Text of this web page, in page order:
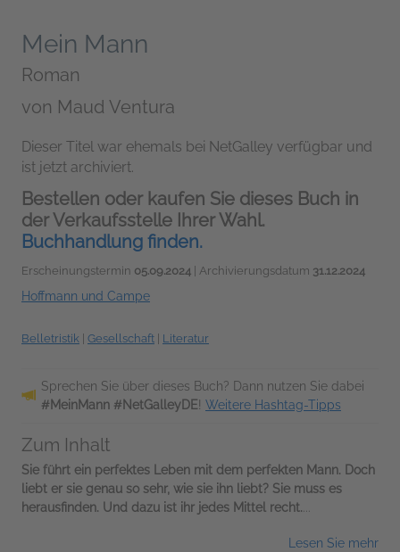
Mein Mann
Roman
von Maud Ventura
Dieser Titel war ehemals bei NetGalley verfügbar und
ist jetzt archiviert.
Bestellen oder kaufen Sie dieses Buch in
der Verkaufsstelle Ihrer Wahl.
Buchhandlung finden.
Erscheinungstermin 05.09.2024 | Archivierungsdatum 31.12.2024
Hoffmann und Campe
Belletristik | Gesellschaft | Literatur
Sprechen Sie über dieses Buch? Dann nutzen Sie dabei
#MeinMann #NetGalleyDE! Weitere Hashtag-Tipps
Zum Inhalt
Sie führt ein perfektes Leben mit dem perfekten Mann. Doch
liebt er sie genau so sehr, wie sie ihn liebt? Sie muss es
herausfinden. Und dazu ist ihr jedes Mittel recht.
Lesen Sie mehr